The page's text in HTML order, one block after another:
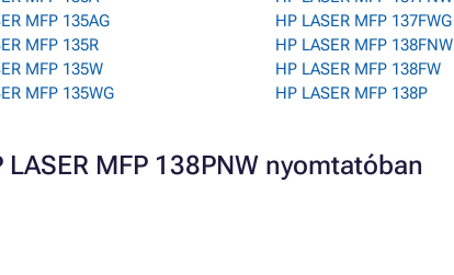
MFP 135AG
MFP 135R
MFP 135W
MFP 135WG
HP LASER MFP 137FWG
HP LASER MFP 138FNW
HP LASER MFP 138FW
HP LASER MFP 138P
MFP 138PNW nyomtatóban